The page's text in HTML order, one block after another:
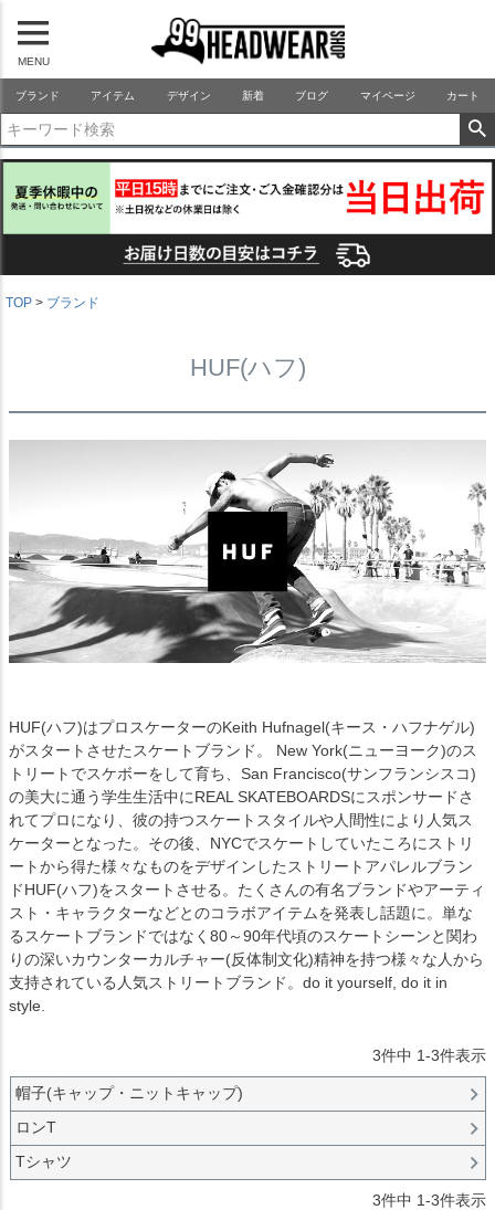
MENU
99HEADWEARSHOP
ブランド アイテム デザイン 新着 ブログ マイページ カート
TOP ブランド
HUF(ハフ)
HUF(ハフ)はプロスケーターのKeith Hufnagel(キース・ハフナゲル)
がスタートさせたスケートブランド。 New York(ニューヨーク)のス
トリートでスケボーをして育ち、San Francisco(サンフランシスコ)
の美大に通う学生生活中にREAL SKATEBOARDSにスポンサードさ
れてプロになり、彼の持つスケートスタイルや人間性により人気ス
ケーターとなった。その後、NYCでスケートしていたころにストリ
ートから得た様々なものをデザインしたストリートアパレルブラン
ドHUF(ハフ)をスタートさせる。たくさんの有名ブランドやアーティ
スト・キャラクターなどとのコラボアイテムを発表し話題に。単な
るスケートブランドではなく80～90年代頃のスケートシーンと関わ
りの深いカウンターカルチャー(反体制文化)精神を持つ様々な人から
支持されている人気ストリートブランド。do it yourself, do it in
style.
3件中 1-3件表示
帽子(キャップ・ニットキャップ)
ロンT
Tシャツ
3件中 1-3件表示